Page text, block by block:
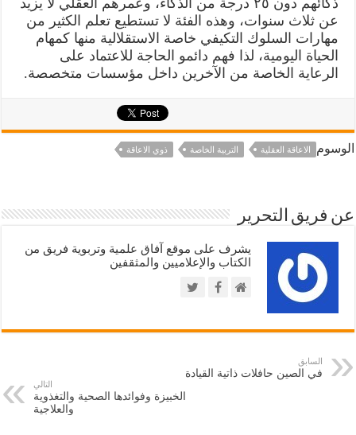
ذكائهم دون ٢٥ درجة من الذكاء، وعمرهم العقلي لا يزيد
عن ثلاث سنوات، وهذه الفئة لا تستطيع تعلم الكثير من
مهارات السلوك التكيفي خاصة الاستقلالية منها كمهام
الحياة اليومية، لذا فهم دائمو الحاجة للاعتماد على
الرعاية الخاصة من الآخرين داخل مؤسسات متخصصة.
الوسوم الاعاقة العقلية التربية الخاصة ذوي الاعاقة
عن فريق التحرير
يشرف على موقع آفاق علمية وتربوية فريق من
الكتاب والإعلاميين والمثقفين
السابق
في الصين حافلات ذاتية القيادة
التالي
الخبيزة وفوائدها الصحية والتغذوية
والعلاجية